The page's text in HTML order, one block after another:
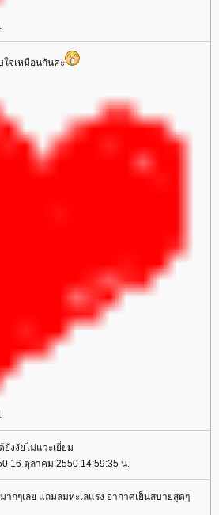
ใจเหมือนกันค่ะ
งงัยไม่แวะเยี่ยม
16 ตุลาคม 2550 14:59:35 น.
ากๆเลย แถมลมทะเลแรง อากาศเย็นสบายสุดๆ